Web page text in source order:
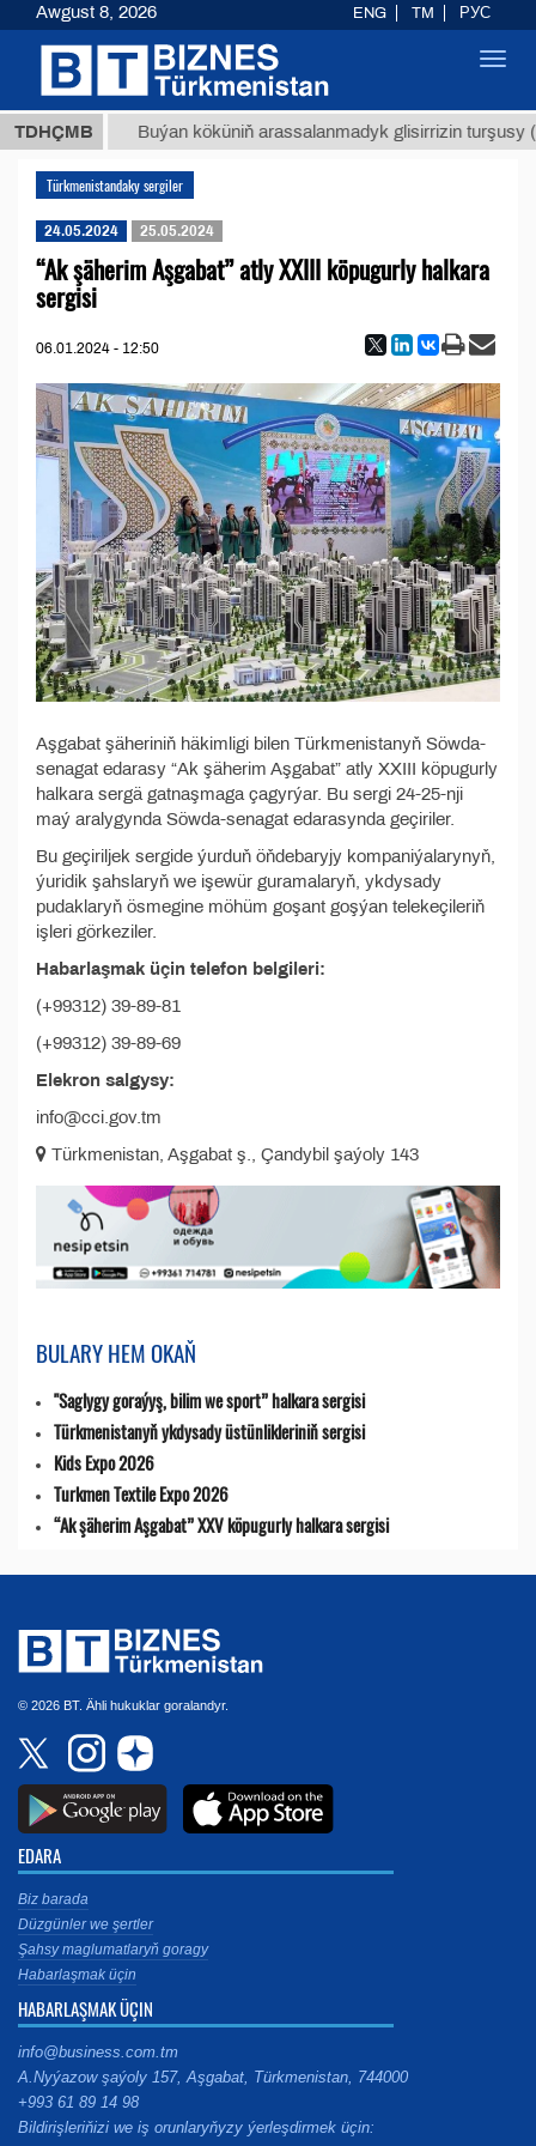
TDHÇMB
ТМТ Buýan köküniň arassalanmadyk glisirrizin turşusy
Türkmenistandaky sergiler
24.05.2024 25.05.2024
“Ak şäherim Aşgabat” atly XXIII köpugurly halkara
sergisi
06.01.2024 - 12:50
Aşgabat şäheriniň häkimligi bilen Türkmenistanyň Söwda-
senagat edarasy “Ak şäherim Aşgabat” atly XXIII köpugurly
halkara sergä gatnaşmaga çagyrýar. Bu sergi 24-25-nji
maý aralygynda Söwda-senagat edarasynda geçiriler.
Bu geçiriljek sergide ýurduň öňdebaryjy kompaniýalarynyň,
ýuridik şahslaryň we işewür guramalaryň, ykdysady
pudaklaryň ösmegine möhüm goşant goşýan telekeçileriň
işleri görkeziler.
Habarlaşmak üçin telefon belgileri:
(+99312) 39-89-81
(+99312) 39-89-69
Elekron salgysy:
info@cci.gov.tm
Türkmenistan, Aşgabat ş., Çandybil şaýoly 143
BULARY HEM OKAŇ
"Saglygy goraýyş, bilim we sport” halkara sergisi
Türkmenistanyň ykdysady üstünlikleriniň sergisi
Kids Expo 2026
Turkmen Textile Expo 2026
“Ak şäherim Aşgabat” XXV köpugurly halkara sergisi
© 2026 BT. Ähli hukuklar goralandyr.
EDARA
Biz barada
Düzgünler we şertler
Şahsy maglumatlaryň goragy
Habarlaşmak üçin
HABARLAŞMAK ÜÇIN
info@business.com.tm
A.Nyýazow şaýoly 157, Aşgabat, Türkmenistan, 744000
+993 61 89 14 98
Bildirişleriňizi we iş orunlaryňyzy ýerleşdirmek üçin:
Awgust 8, 2026 ENG TM РУС